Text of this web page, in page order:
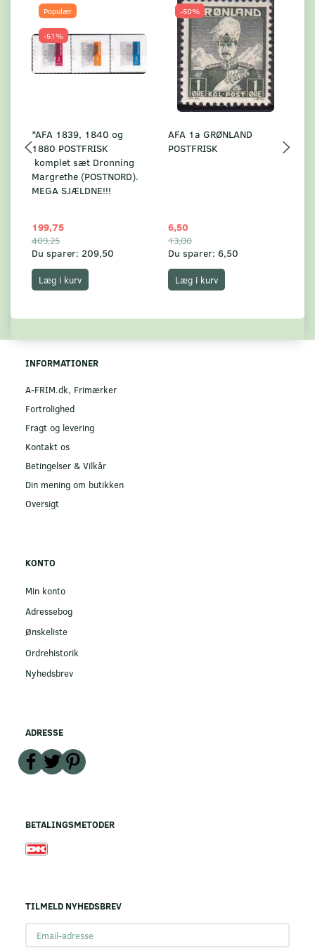
Populær
-51%
*AFA 1839, 1840 og
1880 POSTFRISK
komplet sæt Dronning
Margrethe (POSTNORD).
MEGA SJÆLDNE!!!
199,75
409,25
Du sparer: 209,50
Læg i kurv
-50%
AFA 1a GRØNLAND
POSTFRISK
6,50
13,00
Du sparer: 6,50
Læg i kurv
INFORMATIONER
A-FRIM.dk, Frimærker
Fortrolighed
Fragt og levering
Kontakt os
Betingelser & Vilkår
Din mening om butikken
Oversigt
KONTO
Min konto
Adressebog
Ønskeliste
Ordrehistorik
Nyhedsbrev
ADRESSE
BETALINGSMETODER
TILMELD NYHEDSBREV
adresse